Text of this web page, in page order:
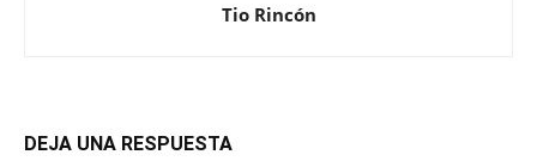
Tio Rincón
DEJA UNA RESPUESTA